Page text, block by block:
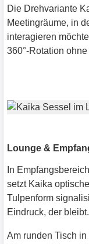
Die Drehvariante
Meetingräume, in
interagieren
360°-Rotation
Lounge &
In
setzt Kaika
Tulpenform
Eindruck, der bleibt.
Am runden Tisch